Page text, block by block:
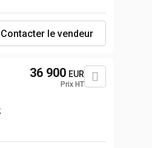
Contacter le vendeur
36 900 EUR
Prix HT